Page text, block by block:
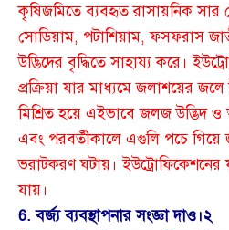
কৃষিজমিতে ব্যবহৃত রাসায়নিক সার
সোডিয়াম, পটাশিয়াম, ফসফরাস
উদ্ভিদের বৃদ্ধিতে সাহায্য করে।
প্রক্রিয়া যার মাধ্যমে জলাশয়ের জলে
মিশ্রিত হয়ে এইভাবে জলজ উদ্ভিদ ও
এবং পরবর্তীকালে এগুলি পচে
ভরাটকরণ ঘটায়।
যায়।
6. বর্জ্য ব্যবস্থাপনার সংজ্ঞা দাও।২